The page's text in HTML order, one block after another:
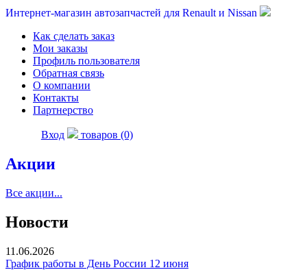
Интернет-магазин автозапчастей для Renault и Nissan
Как сделать заказ
Мои заказы
Профиль пользователя
Обратная связь
О компании
Контакты
Партнерство
Вход товаров (0)
Акции
Все акции...
Новости
11.06.2026
График работы в День России 12 июня